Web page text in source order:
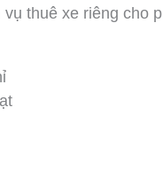
thuê xe riêng cho